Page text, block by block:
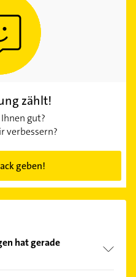
zählt!
gut?
verbessern?
geben!
hat gerade